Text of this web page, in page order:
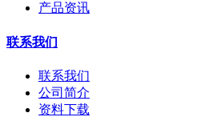
产品资讯
联系我们
联系我们
公司简介
资料下载